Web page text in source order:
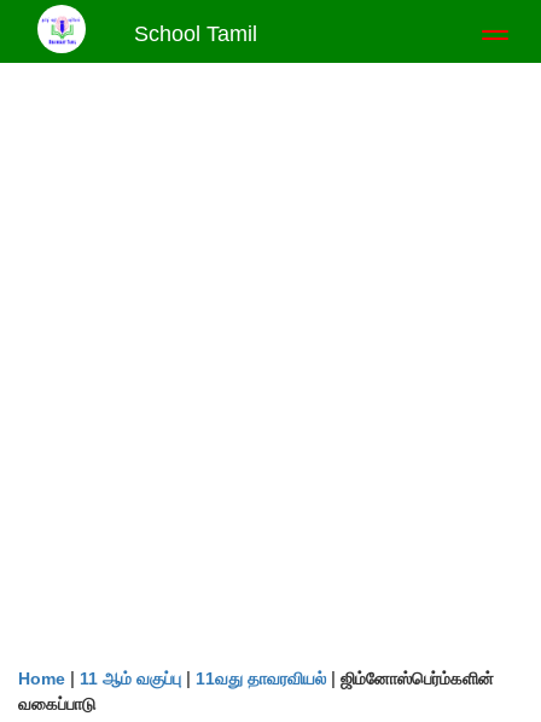
School Tamil
Home | 11 ஆம் வகுப்பு | 11வது தாவரவியல் | ஜிம்னோஸ்பெர்ம்களின்
வகைப்பாடு